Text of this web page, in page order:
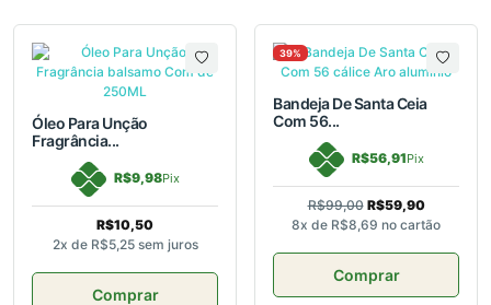
Óleo Para Unção
Fragrância...
R$9,98Pix
R$10,50
2x de R$5,25 sem juros
Comprar
39%
Bandeja De Santa Ceia
Com 56...
R$56,91Pix
R$99,00 R$59,90
8x de R$8,69 no cartão
Comprar